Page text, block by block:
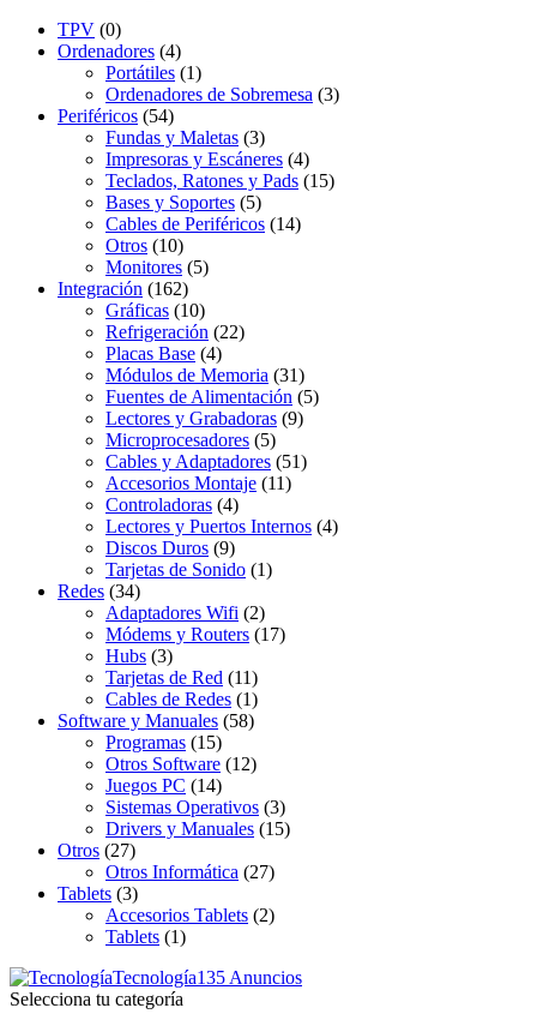
TPV (0)
Ordenadores (4)
Portátiles (1)
Ordenadores de Sobremesa (3)
Periféricos (54)
Fundas y Maletas (3)
Impresoras y Escáneres (4)
Teclados, Ratones y Pads (15)
Bases y Soportes (5)
Cables de Periféricos (14)
Otros (10)
Monitores (5)
Integración (162)
Gráficas (10)
Refrigeración (22)
Placas Base (4)
Módulos de Memoria (31)
Fuentes de Alimentación (5)
Lectores y Grabadoras (9)
Microprocesadores (5)
Cables y Adaptadores (51)
Accesorios Montaje (11)
Controladoras (4)
Lectores y Puertos Internos (4)
Discos Duros (9)
Tarjetas de Sonido (1)
Redes (34)
Adaptadores Wifi (2)
Módems y Routers (17)
Hubs (3)
Tarjetas de Red (11)
Cables de Redes (1)
Software y Manuales (58)
Programas (15)
Otros Software (12)
Juegos PC (14)
Sistemas Operativos (3)
Drivers y Manuales (15)
Otros (27)
Otros Informática (27)
Tablets (3)
Accesorios Tablets (2)
Tablets (1)
Tecnología135 Anuncios
Selecciona tu categoría